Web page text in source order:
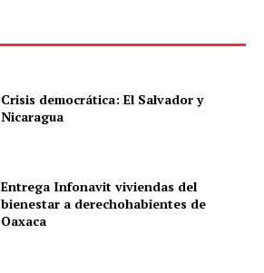
Crisis democrática: El Salvador y
Nicaragua
Entrega Infonavit viviendas del
bienestar a derechohabientes de
Oaxaca